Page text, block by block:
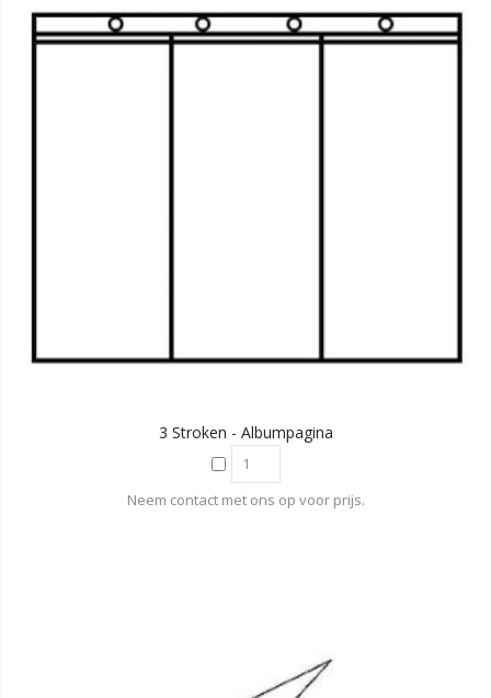
3 Stroken - Albumpagina
Neem contact met ons op voor prijs.